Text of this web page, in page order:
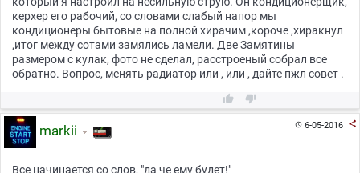
керхер его рабочий, со словами слабый напор мы
кондиционеры бытовые на полной хирачим ,короче ,хиракнул
,итог между сотами замялись ламели. Две Замятины
размером с кулак, фото не сделал, расстроеный собрал все
обратно. Вопрос, менять радиатор или , или , дайте пжл совет .
 
6-05-2016 
markii
Все начинается со слов, "да че ему будет!"